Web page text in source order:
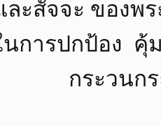
ะสัจจะ ของพร
นการปกป้อง คุ้
กระวนกระว